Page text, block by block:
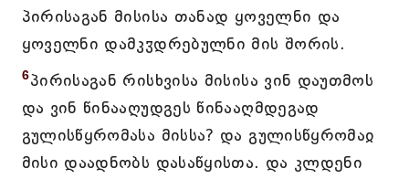
პირისაგან მისისა თანად ყოველნი და
ყოველნი დამკჳდრებულნი მის შორის.
6პირისაგან რისხვისა მისისა ვინ დაუთმოს
და ვინ წინააღუდგეს წინააღმდეგად
გულისწყრომასა მისსა? და გულისწყრომაჲ
მისი დაადნობს დასაწყისთა. და კლდენი